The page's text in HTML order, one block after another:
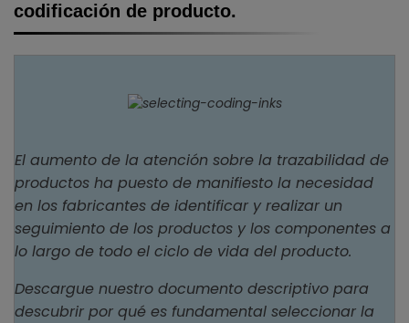
codificación de producto.
El aumento de la atención sobre la trazabilidad de
productos ha puesto de manifiesto la necesidad
en los fabricantes de identificar y realizar un
seguimiento de los productos y los componentes a
lo largo de todo el ciclo de vida del producto.
Descargue nuestro documento descriptivo para
descubrir por qué es fundamental seleccionar la